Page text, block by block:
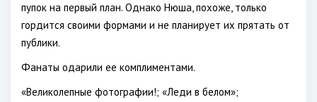
пупок на первый план. Однако Нюша, похоже, только
гордится своими формами и не планирует их прятать от
публики.
Фанаты одарили ее комплиментами.
«Великолепные фотографии!; «Леди в белом»;